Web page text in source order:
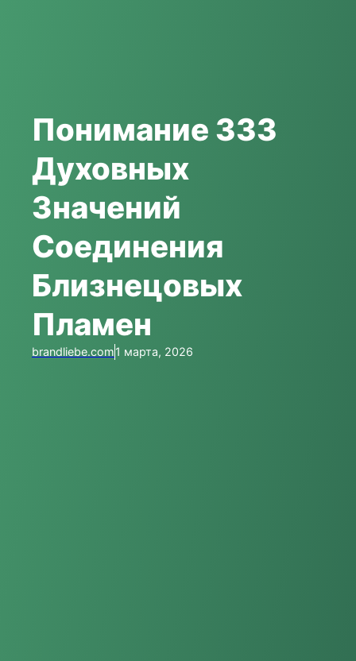
Понимание 333
Духовных
Значений
Соединения
Близнецовых
Пламен
brandliebe.com1 марта, 2026